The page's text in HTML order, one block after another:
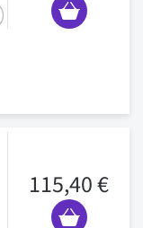
115,40 €